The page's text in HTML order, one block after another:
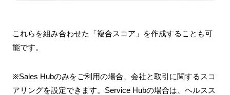
これらを組み合わせた「複合スコア」を作成することも可
能です。
※Sales Hubのみをご利用の場合、会社と取引に関するスコ
アリングを設定できます。Service Hubの場合は、ヘルスス